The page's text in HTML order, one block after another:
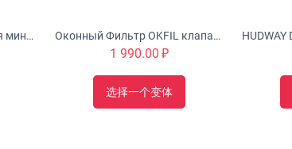
Чашкорезный станок для минибруса "Туборд 2.0" Оконный Фильтр OKFIL клапан для воздуха на пластиковые окна
1 990.00 ₽
选择一个变体